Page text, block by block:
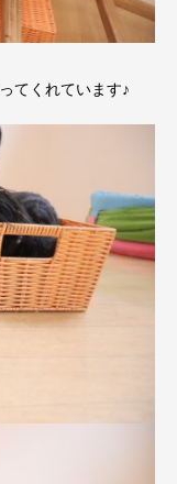
てくれています♪